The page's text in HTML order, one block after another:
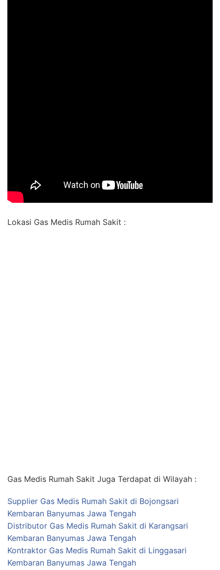
Lokasi Gas Medis Rumah Sakit :
Gas Medis Rumah Sakit Juga Terdapat di Wilayah :
Supplier Gas Medis Rumah Sakit di Bojongsari
Kembaran Banyumas Jawa Tengah
Distributor Gas Medis Rumah Sakit di Karangsari
Kembaran Banyumas Jawa Tengah
Kontraktor Gas Medis Rumah Sakit di Linggasari
Kembaran Banyumas Jawa Tengah